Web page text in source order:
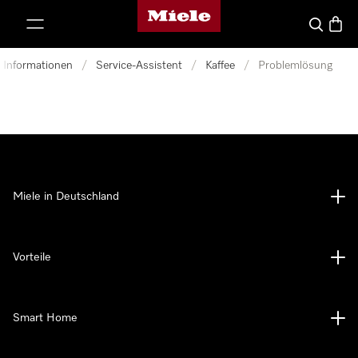
Miele-Homepage
Suche
Informationen / Service-Assistent / Kaffee / Problemlösung
Miele in Deutschland
Vorteile
Smart Home